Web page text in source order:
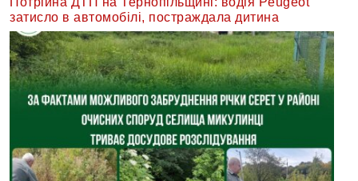
затисло в автомобілі, постраждала дитина